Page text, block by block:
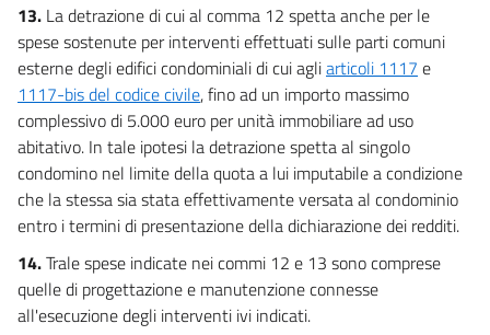
13. La detrazione di cui al comma 12 spetta anche per le
spese sostenute per interventi effettuati sulle parti comuni
esterne degli edifici condominiali di cui agliarticoli 1117 e
1117-bis del codice civile, fino ad un importo massimo
complessivo di 5.000 euro per unità immobiliare ad uso
abitativo. In tale ipotesi la detrazione spetta al singolo
condomino nel limite della quota a lui imputabile a condizione
che la stessa sia stata effettivamente versata al condominio
entro i termini di presentazione della dichiarazione dei redditi.
14.Trale spese indicate nei commi 12 e 13 sono comprese
quelle di progettazione e manutenzione connesse
all'esecuzione degli interventi ivi indicati.